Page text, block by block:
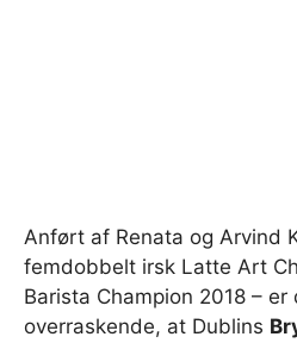
Anført af Renata og Arvind
femdobbelt irsk Latte Art
Barista Champion 2018 – er
overraskende, at Dublins